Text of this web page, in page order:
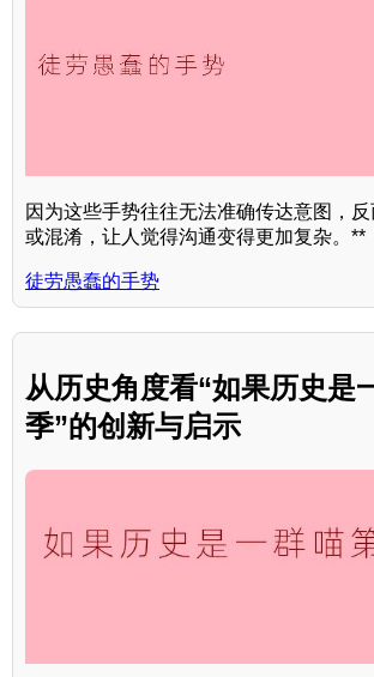
因为这些手势往往无法准确传达意图，
或混淆，让人觉得沟通变得更加复杂。**
徒劳愚蠢的手势
从历史角度看“如果历史是
季”的创新与启示